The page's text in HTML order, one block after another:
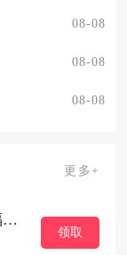
08-08
08-08
08-08
更多+
《乱世王者》资源成长福利包
领取